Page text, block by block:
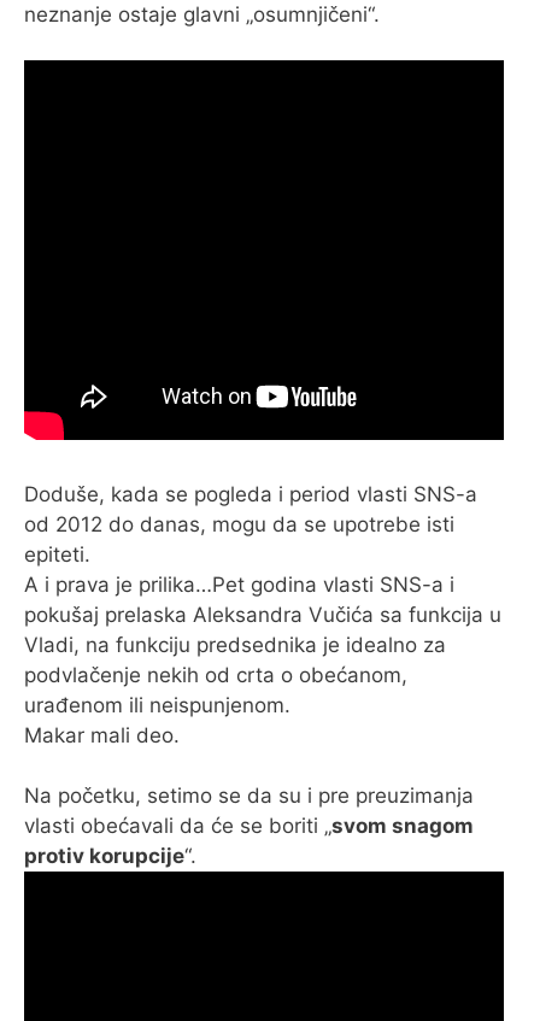
neznanje ostaje glavni „osumnjičeni“.
Doduše, kada se pogleda i period vlasti SNS-a
od 2012 do danas, mogu da se upotrebe isti
epiteti.
A i prava je prilika…Pet godina vlasti SNS-a i
pokušaj prelaska Aleksandra Vučića sa funkcija u
Vladi, na funkciju predsednika je idealno za
podvlačenje nekih od crta o obećanom,
urađenom ili neispunjenom.
Makar mali deo.
Na početku, setimo se da su i pre preuzimanja
vlasti obećavali da će se boriti „svom snagom
protiv korupcije“.